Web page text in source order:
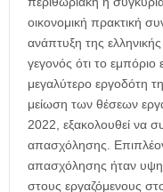
οικονομική πρακτική
ανάπτυξη της
γεγονός ότι το εμπόριο
μεγαλύτερο εργοδότη
μείωση των θέσεων
2022, εξακολουθεί να
απασχόλησης.
απασχόλησης ήταν
στους εργαζόμενους